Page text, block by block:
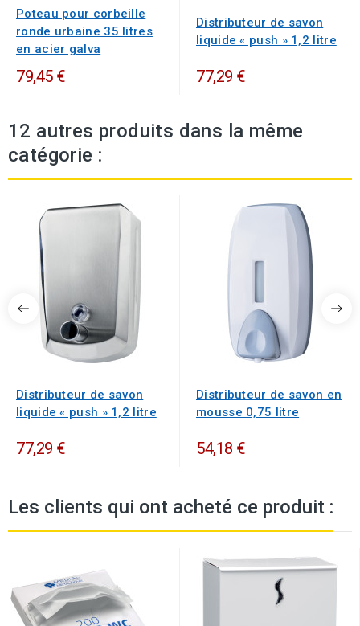
Poteau pour corbeille
ronde urbaine 35 litres
en acier galva
79,45 €
Distributeur de savon
liquide « push » 1,2 litre
77,29 €
12 autres produits dans la même
catégorie :
Distributeur de savon
liquide « push » 1,2 litre
77,29 €
Distributeur de savon en
mousse 0,75 litre
54,18 €
Les clients qui ont acheté ce produit :